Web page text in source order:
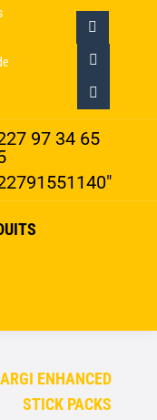
Facebook
s'ouvre
dans
une
page
X
s'ouvre
dans
La
page
Pinterest
s'ouvre
97 34 65
ARGI ENHANCED
STICK PACKS